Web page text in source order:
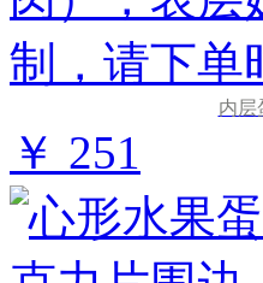
内层
￥ 251